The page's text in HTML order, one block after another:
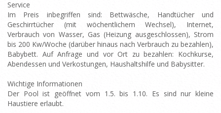
Service
Im Preis inbegriffen sind: Bettwäsche, Handtücher und
Geschirrtücher (mit wöchentlichem Wechsel), Internet,
Verbrauch von Wasser, Gas (Heizung ausgeschlossen), Strom
bis 200 Kw/Woche (darüber hinaus nach Verbrauch zu bezahlen),
Babybett. Auf Anfrage und vor Ort zu bezahlen: Kochkurse,
Abendessen und Verkostungen, Haushaltshilfe und Babysitter.
Wichtige Informationen
Der Pool ist geöffnet vom 1.5. bis 1.10. Es sind nur kleine
Haustiere erlaubt.